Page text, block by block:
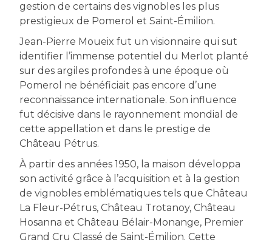
gestion de certains des vignobles les plus
prestigieux de Pomerol et Saint-Émilion.
Jean-Pierre Moueix fut un visionnaire qui sut
identifier l’immense potentiel du Merlot planté
sur des argiles profondes à une époque où
Pomerol ne bénéficiait pas encore d’une
reconnaissance internationale. Son influence
fut décisive dans le rayonnement mondial de
cette appellation et dans le prestige de
Château Pétrus.
À partir des années 1950, la maison développa
son activité grâce à l’acquisition et à la gestion
de vignobles emblématiques tels que Château
La Fleur-Pétrus, Château Trotanoy, Château
Hosanna et Château Bélair-Monange, Premier
Grand Cru Classé de Saint-Émilion. Cette